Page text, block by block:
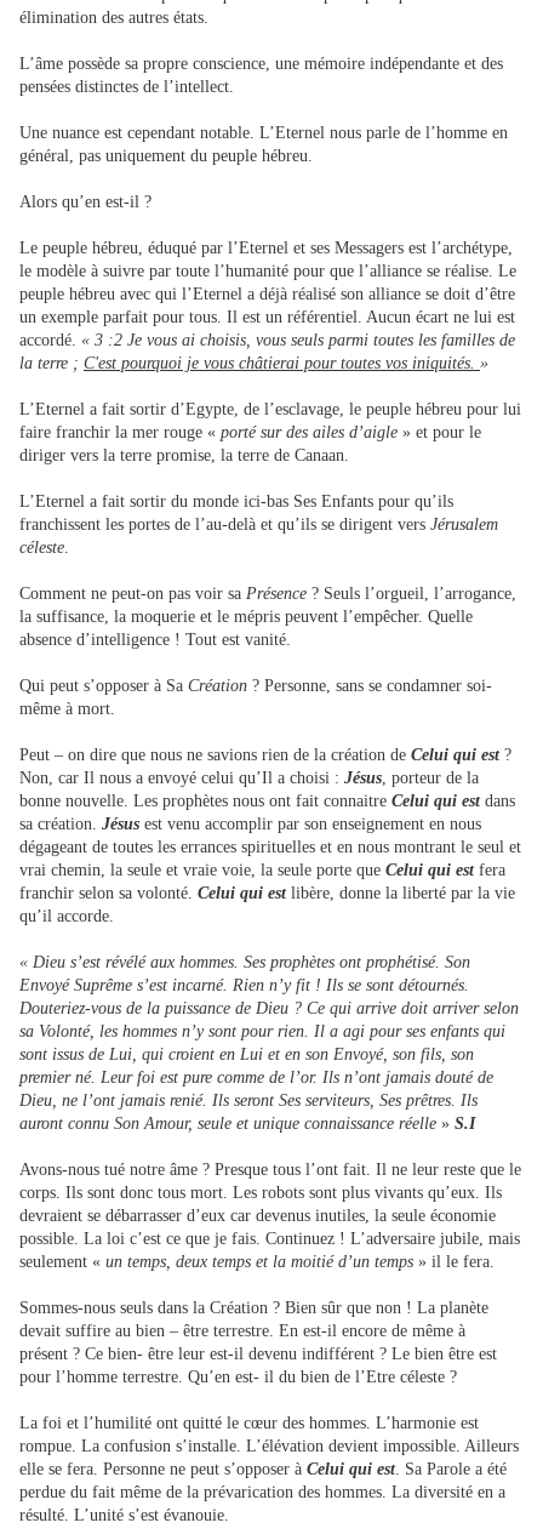
élimination des autres états.
L’âme possède sa propre conscience, une mémoire indépendante et des
pensées distinctes de l’intellect.
Une nuance est cependant notable. L’Eternel nous parle de l’homme en
général, pas uniquement du peuple hébreu.
Alors qu’en est-il ?
Le peuple hébreu, éduqué par l’Eternel et ses Messagers est l’archétype,
le modèle à suivre par toute l’humanité pour que l’alliance se réalise. Le
peuple hébreu avec qui l’Eternel a déjà réalisé son alliance se doit d’être
un exemple parfait pour tous. Il est un référentiel. Aucun écart ne lui est
accordé. « 3 :2 Je vous ai choisis, vous seuls parmi toutes les familles de
la terre ; C'est pourquoi je vous châtierai pour toutes vos iniquités. »
L’Eternel a fait sortir d’Egypte, de l’esclavage, le peuple hébreu pour lui
faire franchir la mer rouge « porté sur des ailes d’aigle » et pour le
diriger vers la terre promise, la terre de Canaan.
L’Eternel a fait sortir du monde ici-bas Ses Enfants pour qu’ils
franchissent les portes de l’au-delà et qu’ils se dirigent vers Jérusalem
céleste.
Comment ne peut-on pas voir sa Présence ? Seuls l’orgueil, l’arrogance,
la suffisance, la moquerie et le mépris peuvent l’empêcher. Quelle
absence d’intelligence ! Tout est vanité.
Qui peut s’opposer à Sa Création ? Personne, sans se condamner soi-
même à mort.
Peut – on dire que nous ne savions rien de la création de Celui qui est?
Non, car Il nous a envoyé celui qu’Il a choisi : Jésus, porteur de la
bonne nouvelle. Les prophètes nous ont fait connaitre Celui qui estdans
sa création. Jésus est venu accomplir par son enseignement en nous
dégageant de toutes les errances spirituelles et en nous montrant le seul et
vrai chemin, la seule et vraie voie, la seule porte que Celui qui estfera
franchir selon sa volonté. Celui qui estlibère, donne la liberté par la vie
qu’il accorde.
« Dieu s’est révélé aux hommes. Ses prophètes ont prophétisé. Son
Envoyé Suprême s’est incarné. Rien n’y fit ! Ils se sont détournés.
Douteriez-vous de la puissance de Dieu ? Ce qui arrive doit arriver selon
sa Volonté, les hommes n’y sont pour rien. Il a agi pour ses enfants qui
sont issus de Lui, qui croient en Lui et en son Envoyé, son fils, son
premier né. Leur foi est pure comme de l’or. Ils n’ont jamais douté de
Dieu, ne l’ont jamais renié. Ils seront Ses serviteurs, Ses prêtres. Ils
auront connu Son Amour, seule et unique connaissance réelle » S.I
Avons-nous tué notre âme ? Presque tous l’ont fait. Il ne leur reste que le
corps. Ils sont donc tous mort. Les robots sont plus vivants qu’eux. Ils
devraient se débarrasser d’eux car devenus inutiles, la seule économie
possible. La loi c’est ce que je fais. Continuez ! L’adversaire jubile, mais
seulement « un temps, deux temps et la moitié d’un temps » il le fera.
Sommes-nous seuls dans la Création ? Bien sûr que non ! La planète
devait suffire au bien – être terrestre. En est-il encore de même à
présent ? Ce bien- être leur est-il devenu indifférent ? Le bien être est
pour l’homme terrestre. Qu’en est- il du bien de l’Etre céleste ?
La foi et l’humilité ont quitté le cœur des hommes. L’harmonie est
rompue. La confusion s’installe. L’élévation devient impossible. Ailleurs
elle se fera. Personne ne peut s’opposer à Celui qui est. Sa Parole a été
perdue du fait même de la prévarication des hommes. La diversité en a
résulté. L’unité s’est évanouie.